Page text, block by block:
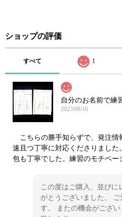
ショップの評価
すべて 1
2023/08/16
こちらの勝手知らずで、発注情
速且つ丁寧に対応くださりました
包も丁寧でした。練習のモチベー
この度はご購入、並びに
がとうございました。
す。 またの機会がござ